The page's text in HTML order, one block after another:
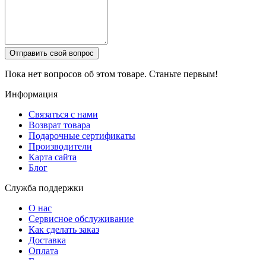
Отправить свой вопрос
Пока нет вопросов об этом товаре. Станьте первым!
Информация
Связаться с нами
Возврат товара
Подарочные сертификаты
Производители
Карта сайта
Блог
Служба поддержки
О нас
Сервисное обслуживание
Как сделать заказ
Доставка
Оплата